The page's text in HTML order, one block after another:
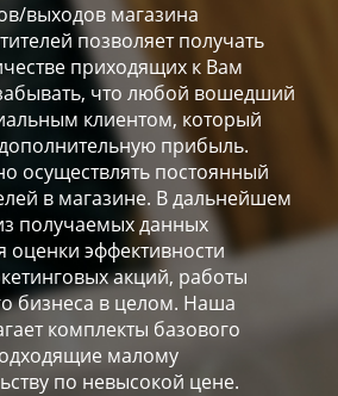
выходов магазина
позволяет получать
приходящих к Вам
что любой вошедший
клиентом, который
прибыль.
осуществлять постоянный
в магазине. В дальнейшем
получаемых данных
оценки эффективности
акций, работы
бизнеса в целом. Наша
комплекты базового
малому
по невысокой цене.